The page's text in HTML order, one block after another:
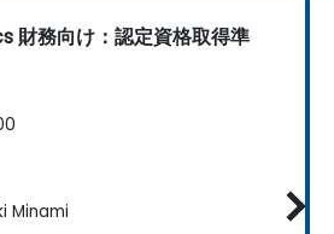
財務向け：認定資格取得準
Minami